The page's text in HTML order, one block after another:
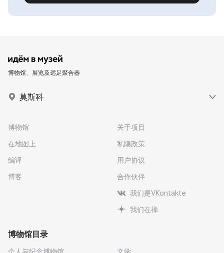
博物馆、展览及远足聚合器
莫斯科
博物馆
在地图上
编译
博客
关于项目
私隐政策
用户协议
合作伙伴
我们是VKontakte
我们在禅
博物馆目录